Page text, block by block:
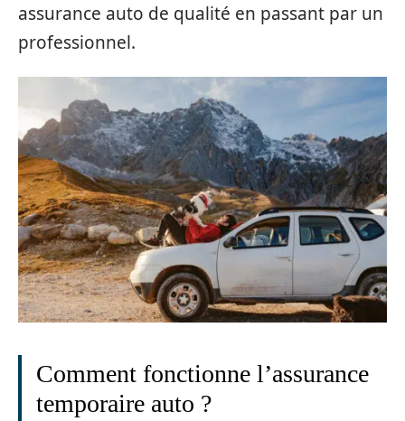
assurance auto de qualité en passant par un
professionnel.
Comment fonctionne l’assurance
temporaire auto ?